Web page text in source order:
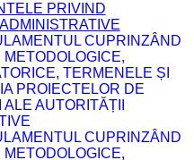
PRIVIND
CUPRINZÂND
METODOLOGICE,
TERMENELE ȘI
PROIECTELOR DE
AUTORITĂȚII
CUPRINZÂND
METODOLOGICE,